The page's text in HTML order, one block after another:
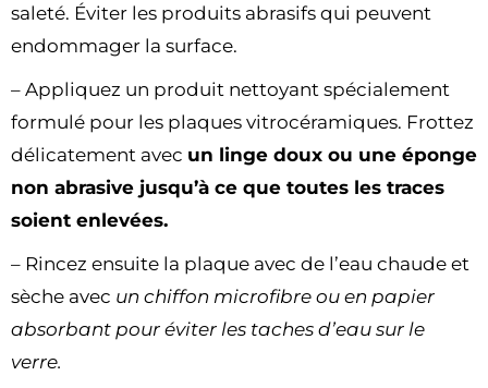
saleté. Éviter les produits abrasifs qui peuvent
endommager la surface.
– Appliquez un produit nettoyant spécialement
formulé pour les plaques vitrocéramiques. Frottez
délicatement avec un linge doux ou une éponge
non abrasive jusqu’à ce que toutes les traces
soient enlevées.
– Rincez ensuite la plaque avec de l’eau chaude et
sèche avec un chiffon microfibre ou en papier
absorbant pour éviter les taches d’eau sur le
verre.